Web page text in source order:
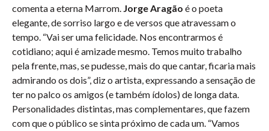
comenta a eterna Marrom. Jorge Aragão é o poeta
elegante, de sorriso largo e de versos que atravessam o
tempo. “Vai ser uma felicidade. Nos encontrarmos é
cotidiano; aqui é amizade mesmo. Temos muito trabalho
pela frente, mas, se pudesse, mais do que cantar, ficaria mais
admirando os dois”, diz o artista, expressando a sensação de
ter no palco os amigos (e também ídolos) de longa data.
Personalidades distintas, mas complementares, que fazem
com que o público se sinta próximo de cada um. “Vamos